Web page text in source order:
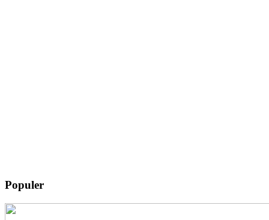
Populer